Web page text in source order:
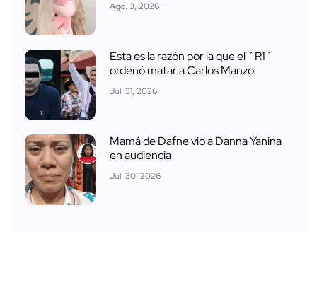
Ago. 3, 2026
Esta es la razón por la que el ´R1´
ordenó matar a Carlos Manzo
Jul. 31, 2026
Mamá de Dafne vio a Danna Yanina
en audiencia
Jul. 30, 2026